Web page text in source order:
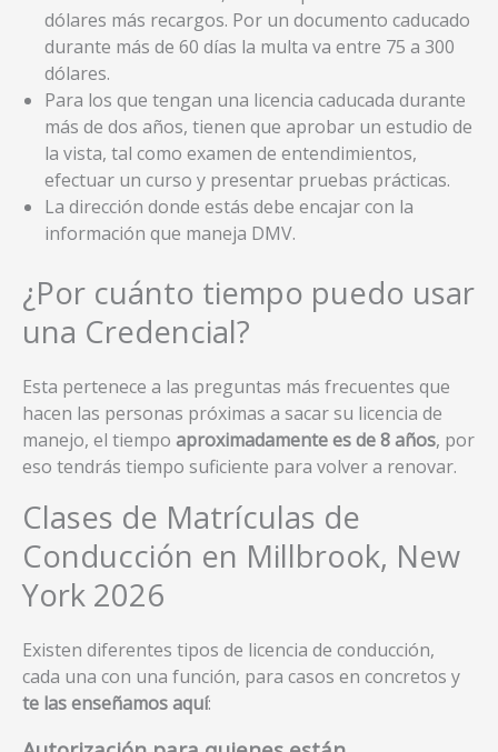
dólares más recargos. Por un documento caducado
durante más de 60 días la multa va entre 75 a 300
dólares.
Para los que tengan una licencia caducada durante
más de dos años, tienen que aprobar un estudio de
la vista, tal como examen de entendimientos,
efectuar un curso y presentar pruebas prácticas.
La dirección donde estás debe encajar con la
información que maneja DMV.
¿Por cuánto tiempo puedo usar
una Credencial?
Esta pertenece a las preguntas más frecuentes que
hacen las personas próximas a sacar su licencia de
manejo, el tiempo aproximadamente es de 8 años, por
eso tendrás tiempo suficiente para volver a renovar.
Clases de Matrículas de
Conducción en Millbrook, New
York 2026
Existen diferentes tipos de licencia de conducción,
cada una con una función, para casos en concretos y
te las enseñamos aquí: